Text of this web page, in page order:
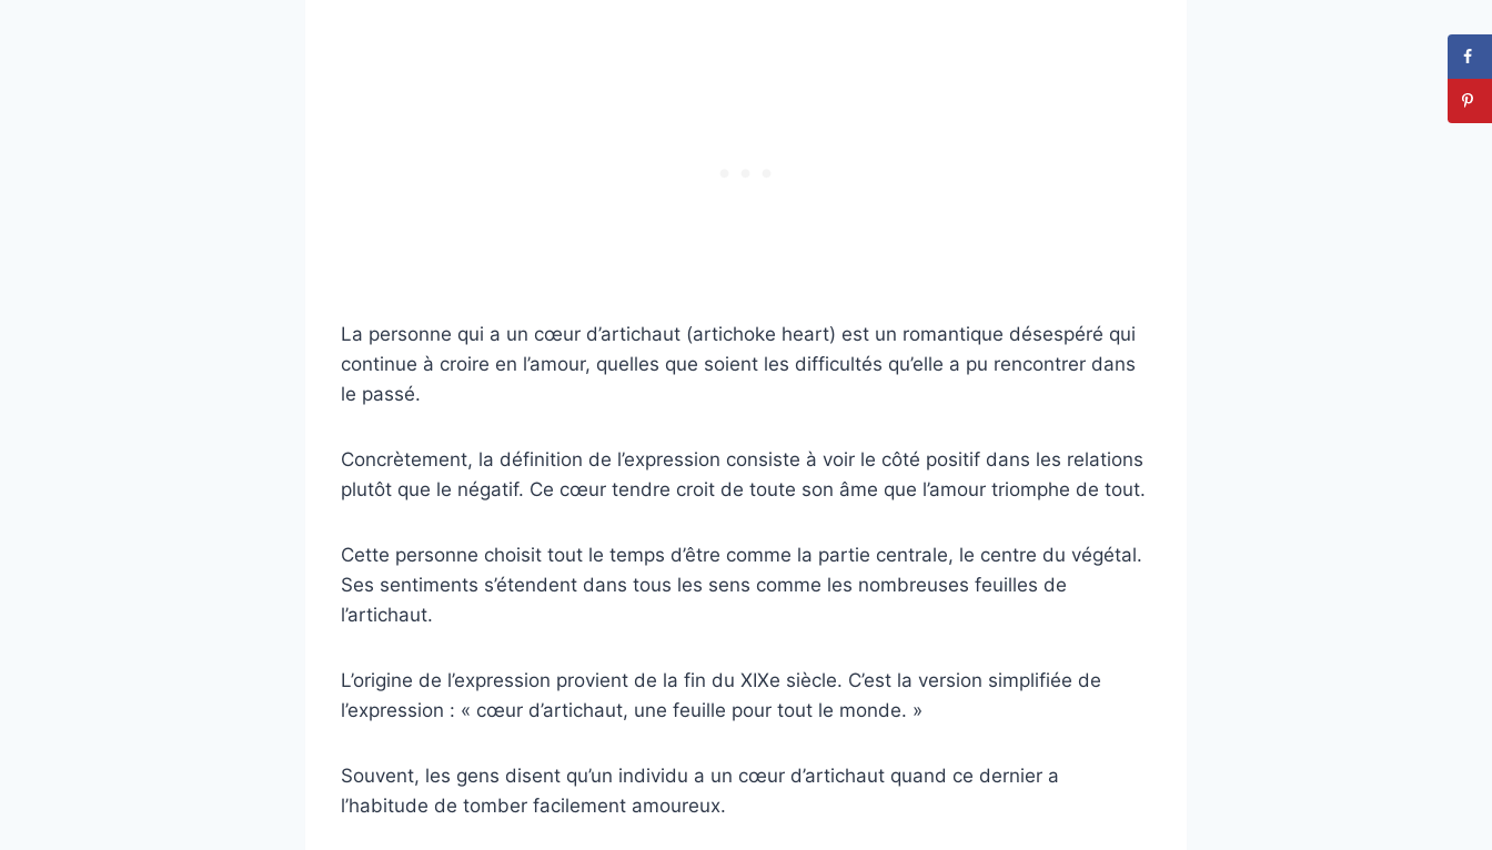
La personne qui a un cœur d’artichaut (artichoke heart) est un romantique désespéré qui
continue à croire en l’amour, quelles que soient les difficultés qu’elle a pu rencontrer dans
le passé.
Concrètement, la définition de l’expression consiste à voir le côté positif dans les relations
plutôt que le négatif. Ce cœur tendre croit de toute son âme que l’amour triomphe de tout.
Cette personne choisit tout le temps d’être comme la partie centrale, le centre du végétal.
Ses sentiments s’étendent dans tous les sens comme les nombreuses feuilles de
l’artichaut.
L’origine de l’expression provient de la fin du XIXe siècle. C’est la version simplifiée de
l’expression : « cœur d’artichaut, une feuille pour tout le monde. »
Souvent, les gens disent qu’un individu a un cœur d’artichaut quand ce dernier a
l’habitude de tomber facilement amoureux.